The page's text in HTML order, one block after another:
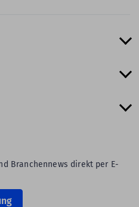
Branchennews direkt per E-